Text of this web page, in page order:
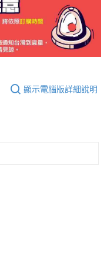
顯示電腦版詳細說明